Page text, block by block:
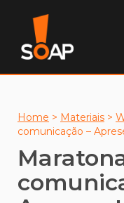
Home > Materiais >
comunicação –